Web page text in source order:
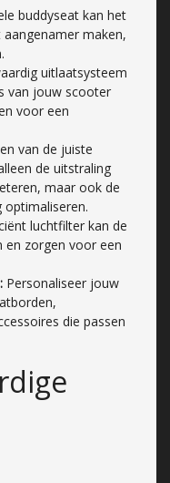
buddyseat kan het
maken,
uitlaatsysteem
van jouw scooter
voor een
van de juiste
de uitstraling
maar ook de
optimaliseren.
luchtfilter kan de
zorgen voor een
Personaliseer jouw
die passen